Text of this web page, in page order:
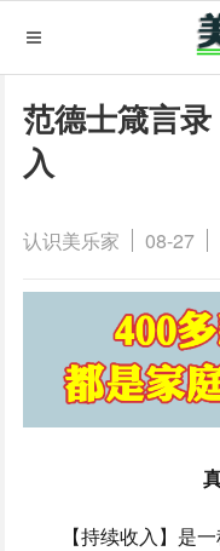
范德士箴言
入
认识美乐家 08-27
【持续收入】是